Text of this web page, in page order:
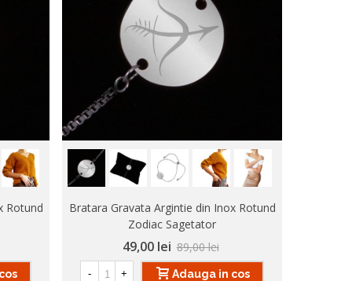
Rotund
Bratara Gravata Argintie din Inox Rotund
Zodiac Sagetator
49,00 lei 89,00 lei
- + Adauga in cos